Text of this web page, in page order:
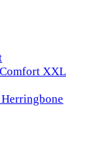
XXL